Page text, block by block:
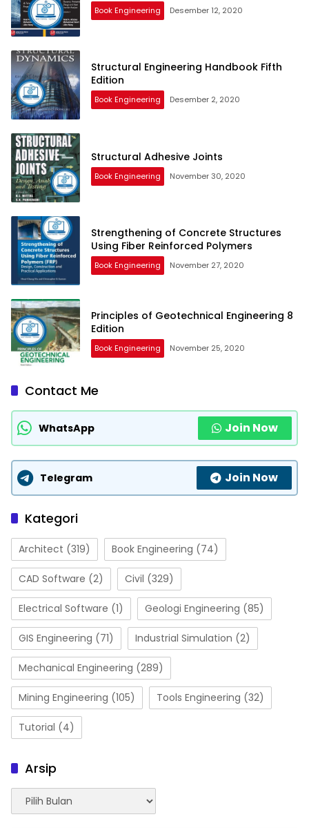
Book Engineering Desember 12, 2020
Structural Engineering Handbook Fifth
Edition
Book Engineering Desember 2, 2020
Structural Adhesive Joints
Book Engineering November 30, 2020
Strengthening of Concrete Structures
Using Fiber Reinforced Polymers
Book Engineering November 27, 2020
Principles of Geotechnical Engineering 8
Edition
Book Engineering November 25, 2020
Contact Me
WhatsApp Join Now
Telegram Join Now
Kategori
Architect (319) Book Engineering (74)
CAD Software (2) Civil (329)
Electrical Software (1) Geologi Engineering (85)
GIS Engineering (71) Industrial Simulation (2)
Mechanical Engineering (289)
Mining Engineering (105) Tools Engineering (32)
Tutorial (4)
Arsip
Arsip